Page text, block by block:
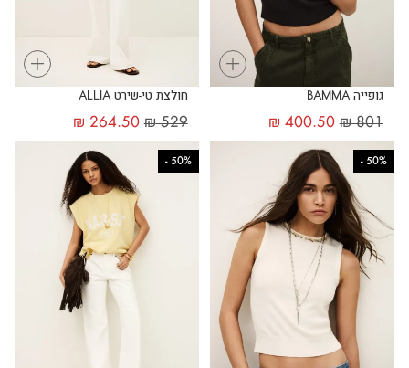
+
גופייה BAMMA
₪801
₪ 400.50
+
חולצת טי-שירט ALLIA
₪529
₪ 264.50
50%
-
50%
-